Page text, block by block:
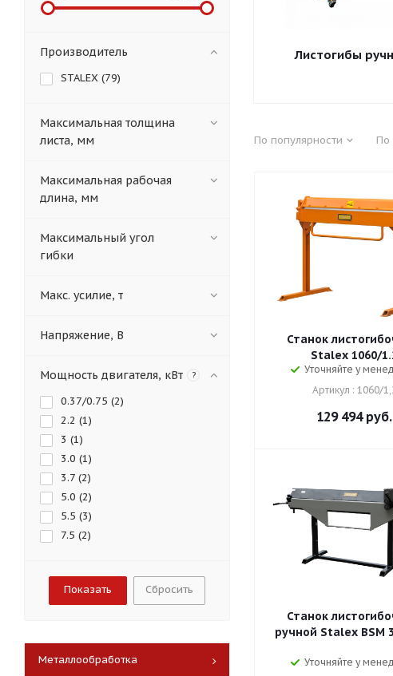
Листогибы
По популярности По
Станок
Stalex 1060/
Уточняйте у
Артикул : 1060/
129 494руб.
Станок
ручной Stalex BSM
Уточняйте у
Производитель
STALEX (79)
Максимальная толщина
листа, мм
Максимальная рабочая
длина, мм
Максимальный угол
гибки
Макс. усилие, т
Напряжение, В
Мощность двигателя, кВт ?
0.37/0.75 (2)
2.2 (1)
3 (1)
3.0 (1)
3.7 (2)
5.0 (2)
5.5 (3)
7.5 (2)
Сбросить
Металлообработка